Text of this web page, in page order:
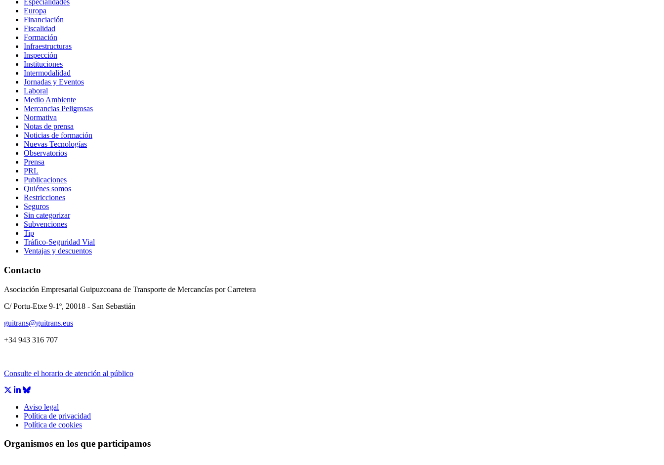
Especialidades
Europa
Financiación
Fiscalidad
Formación
Infraestructuras
Inspección
Instituciones
Intermodalidad
Jornadas y Eventos
Laboral
Medio Ambiente
Mercancias Peligrosas
Normativa
Notas de prensa
Noticias de formación
Nuevas Tecnologías
Observatorios
Prensa
PRL
Publicaciones
Quiénes somos
Restricciones
Seguros
Sin categorizar
Subvenciones
Tip
Tráfico-Seguridad Vial
Ventajas y descuentos
Contacto
Asociación Empresarial Guipuzcoana de Transporte de Mercancías por Carretera
C/ Portu-Etxe 9-1º, 20018 - San Sebastián
guitrans@guitrans.eus
+34 943 316 707
Consulte el horario de atención al público
Aviso legal
Política de privacidad
Política de cookies
Organismos en los que participamos